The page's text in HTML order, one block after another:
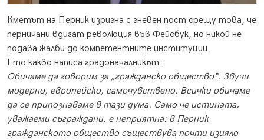
Кметът на Перник изригна с гневен пост срещу това, че
перничани вдигат революция във Фейсбук, но никой не
подава жалби до компетентните институции.
Ето какво написа градоначалникът:
Обичаме да говорим за „гражданско общество“. Звучи
модерно, европейско, самочувствено. Всички обичаме
да се припознаваме в тази дума. Само че истината,
уважаеми съграждани, е неприятна: в Перник
гражданското общество съществува почти изцяло